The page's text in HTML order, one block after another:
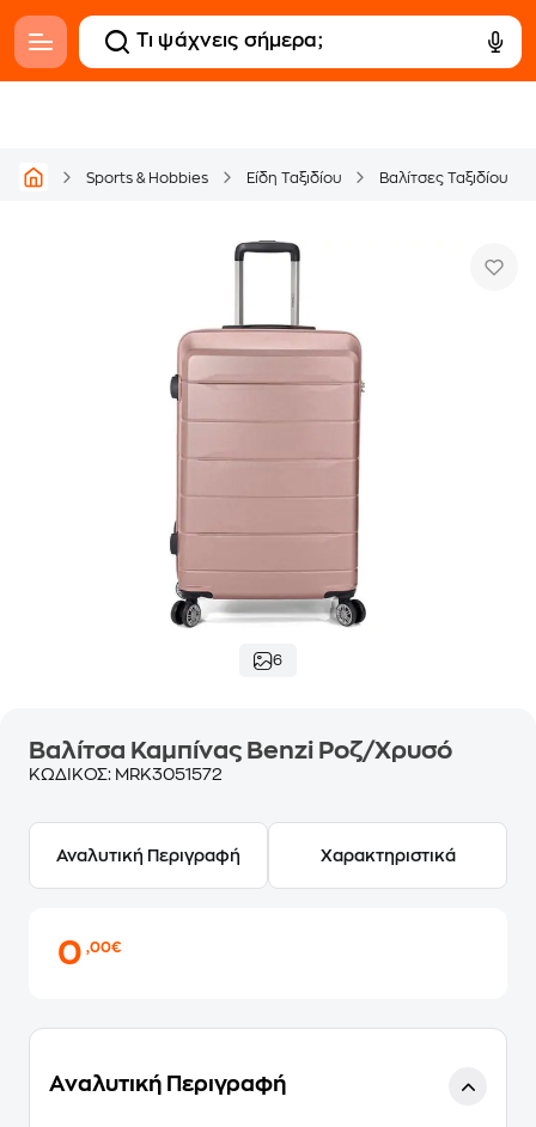
Sports & Hobbies Είδη Ταξιδίου Βαλίτσες Ταξιδίου
6
Βαλίτσα Καμπίνας Benzi Ροζ/Χρυσό
ΚΩΔΙΚΟΣ: MRK3051572
Αναλυτική Περιγραφή Χαρακτηριστικά
0,00€
Αναλυτική Περιγραφή